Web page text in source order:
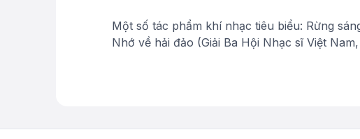
Một số tác phẩm khí nhạc tiêu biểu: Rừng
Nhớ về hải đảo (Giải Ba Hội Nhạc sĩ Việt